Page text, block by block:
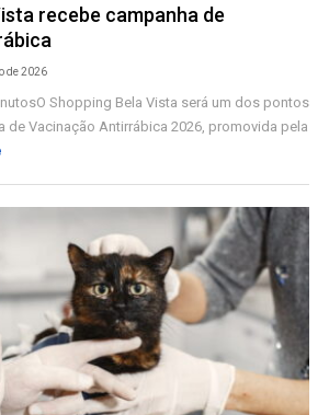
recebe campanha de
de 2026
Shopping Bela Vista será um dos pontos
de Vacinação Antirrábica 2026, promovida pela